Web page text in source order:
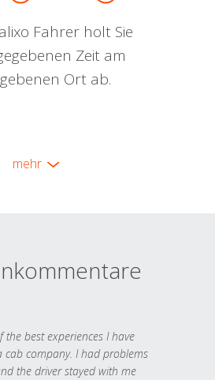
Fahrer holt Sie
Zeit am
Ort ab.
mehr
the best experiences I have
cab company. I had problems
the driver stayed with me